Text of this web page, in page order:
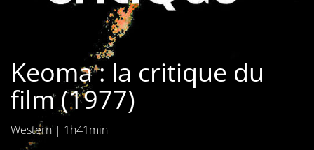
Les films
interdits
Les Dossiers
Les disparus
Les acteurs
Keoma : la critique du
film (1977)
Western| 1h41min